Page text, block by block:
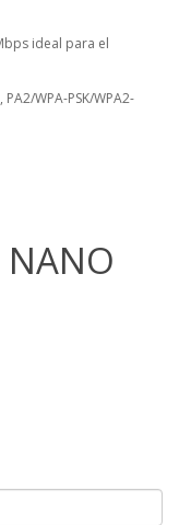
ideal para el
WPA-PSK/WPA2-
NANO